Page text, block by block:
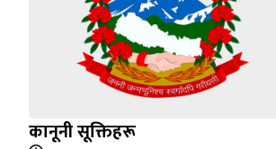
कानूनी सूक्तिहरू